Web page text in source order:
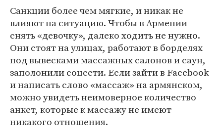
Санкции более чем мягкие, и никак не
влияют на ситуацию. Чтобы в Армении
снять «девочку», далеко ходить не нужно.
Они стоят на улицах, работают в борделях
под вывесками массажных салонов и саун,
заполонили соцсети. Если зайти в Facebook
и написать слово «массаж» на армянском,
можно увидеть неимоверное количество
анкет, которые к массажу не имеют
никакого отношения.